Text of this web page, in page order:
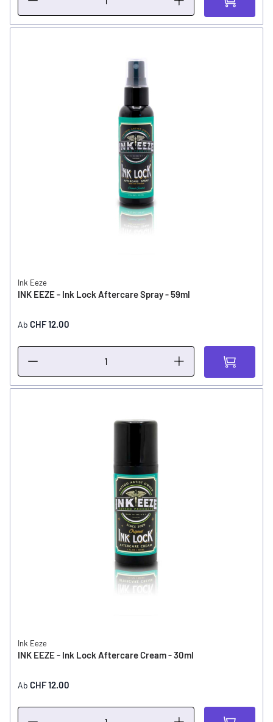
Ink Eeze
INK EEZE - Ink Lock Aftercare Spray - 59ml
Ab CHF 12.00
Ink Eeze
INK EEZE - Ink Lock Aftercare Cream - 30ml
Ab CHF 12.00